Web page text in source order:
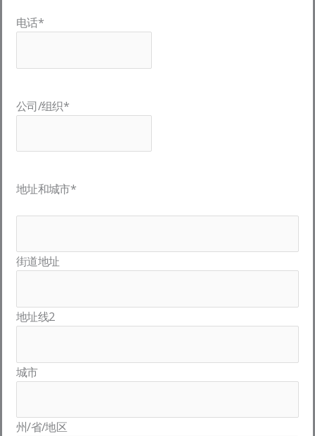
电话*
公司/组织*
地址和城市*
街道地址
地址线2
城市
州/省/地区